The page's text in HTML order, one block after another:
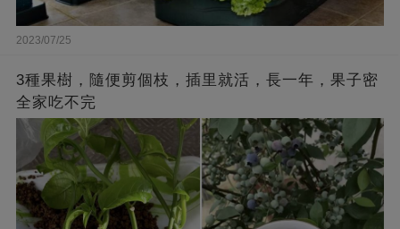
2023/07/25
3種果樹，隨便剪個枝，插里就活，長一年，果子密
全家吃不完